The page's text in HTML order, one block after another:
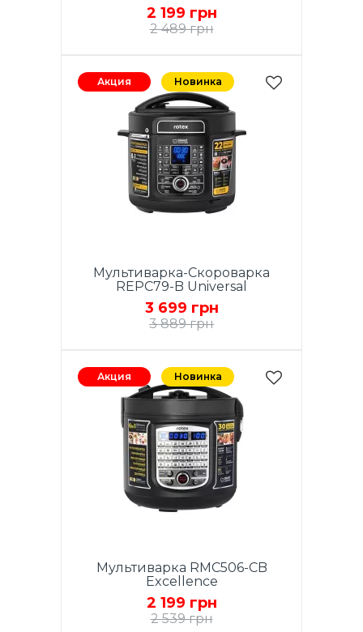
2 199 грн
2 489 грн
Акция Новинка
Мультиварка-Скороварка
REPC79-B Universal
3 699 грн
3 889 грн
Акция Новинка
Мультиварка RMC506-CB
Excellence
2 199 грн
2 539 грн